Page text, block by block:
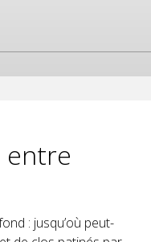
entre
: jusqu’où peut-